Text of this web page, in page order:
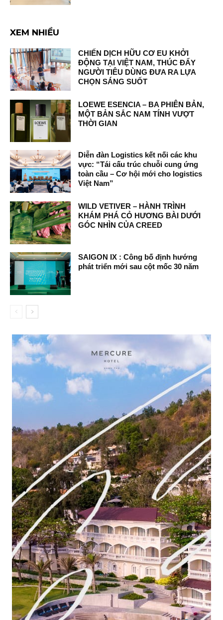
XEM NHIỀU
CHIẾN DỊCH HỮU CƠ EU KHỞI
ĐỘNG TẠI VIỆT NAM, THÚC ĐẨY
NGƯỜI TIÊU DÙNG ĐƯA RA LỰA
CHỌN SÁNG SUỐT
LOEWE ESENCIA – BA PHIÊN BẢN,
MỘT BẢN SẮC NAM TÍNH VƯỢT
THỜI GIAN
Diễn đàn Logistics kết nối các khu
vực: “Tái cấu trúc chuỗi cung ứng
toàn cầu – Cơ hội mới cho logistics
Việt Nam”
WILD VETIVER – HÀNH TRÌNH
KHÁM PHÁ CỎ HƯƠNG BÀI DƯỚI
GÓC NHÌN CỦA CREED
SAIGON IX : Công bố định hướng
phát triển mới sau cột mốc 30 năm